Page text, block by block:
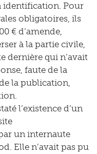
identification. Pour
obligatoires, ils
€ d’amende,
à la partie civile,
dernière qui n’avait
faute de la
la publication,
l’existence d’un
un internaute
Elle n’avait pas pu